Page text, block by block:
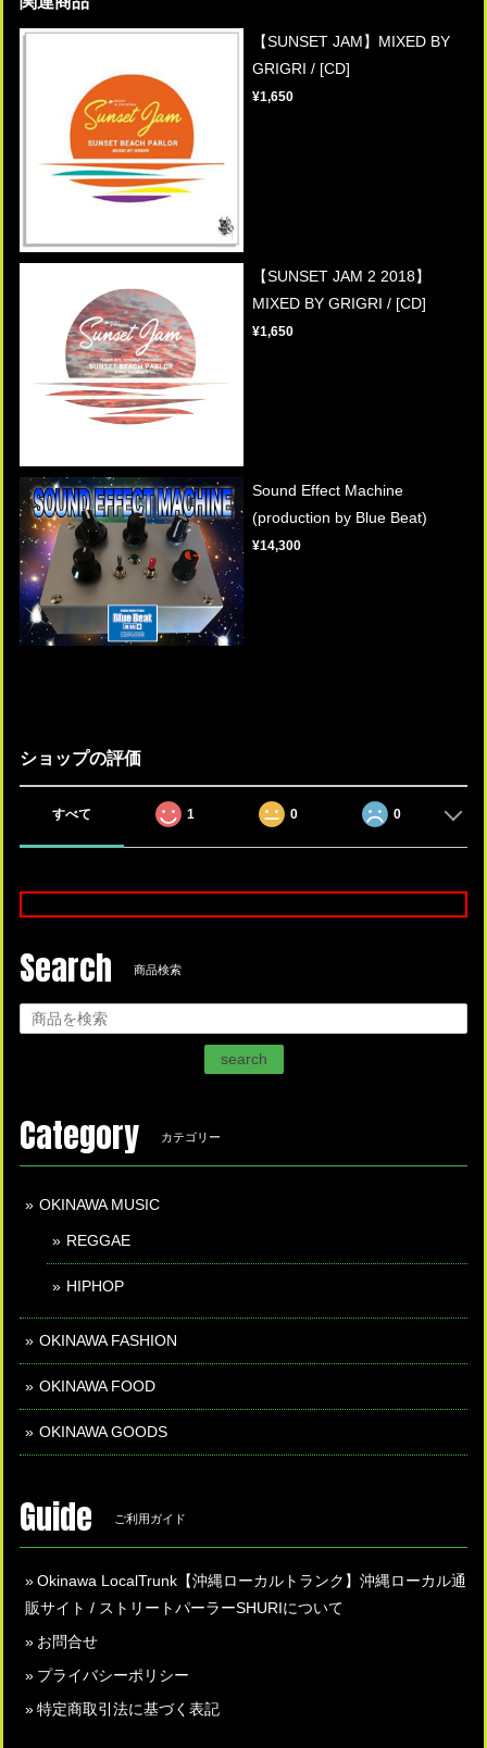
【SUNSET JAM】MIXED BY
GRIGRI / [CD]
¥1,650
【SUNSET JAM 2 2018】
MIXED BY GRIGRI / [CD]
¥1,650
Sound Effect Machine
(production by Blue Beat)
¥14,300
ショップの評価
すべて 1 0 0
Search 商品検索
search
Category カテゴリー
OKINAWA MUSIC
REGGAE
HIPHOP
OKINAWA FASHION
OKINAWA FOOD
OKINAWA GOODS
Guide ご利用ガイド
Okinawa LocalTrunk【沖縄ローカルトランク】沖縄ローカル通
販サイト / ストリートパーラーSHURIについて
お問合せ
プライバシーポリシー
特定商取引法に基づく表記